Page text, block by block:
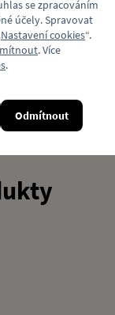
DP301015
se zpracováním
účely. Spravovat
Nastavení cookies“.
. Více
.
Odmítnout